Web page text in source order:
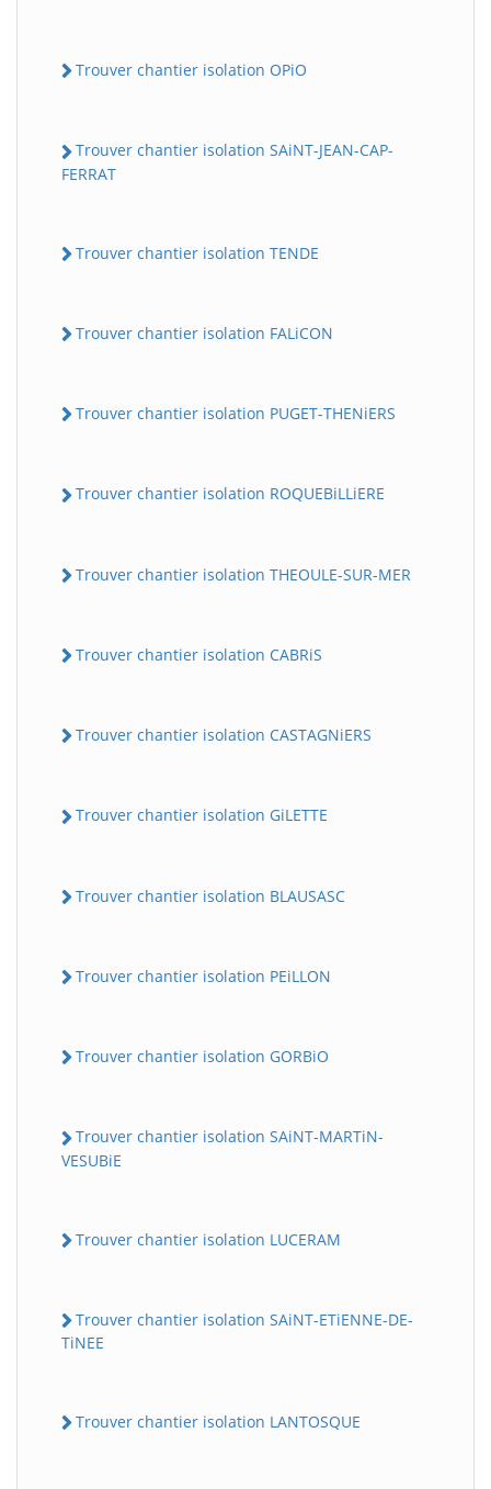
Trouver chantier isolation OPiO
Trouver chantier isolation SAiNT-JEAN-CAP-
FERRAT
Trouver chantier isolation TENDE
Trouver chantier isolation FALiCON
Trouver chantier isolation PUGET-THENiERS
Trouver chantier isolation ROQUEBiLLiERE
Trouver chantier isolation THEOULE-SUR-MER
Trouver chantier isolation CABRiS
Trouver chantier isolation CASTAGNiERS
Trouver chantier isolation GiLETTE
Trouver chantier isolation BLAUSASC
Trouver chantier isolation PEiLLON
Trouver chantier isolation GORBiO
Trouver chantier isolation SAiNT-MARTiN-
VESUBiE
Trouver chantier isolation LUCERAM
Trouver chantier isolation SAiNT-ETiENNE-DE-
TiNEE
Trouver chantier isolation LANTOSQUE